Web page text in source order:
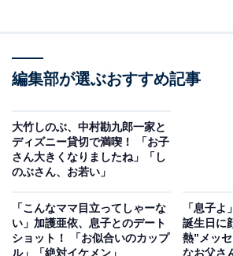
編集部が選ぶおすすめ記事
大竹しのぶ、中村勘九郎一家と
ディズニー貸切で満喫！ 「お子
さん大きくなりましたね」「し
のぶさん、お若い」
「こんなママ目立ってしゃーな
い」加護亜依、息子とのデート
ショット！ 「お似合いのカップ
ル」「絶対イケメン」
「息子
誕生日に
熱”メッ
なお父さ